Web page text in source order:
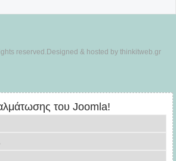
reserved.Designed & hosted by thinkitweb.gr
του Joomla!